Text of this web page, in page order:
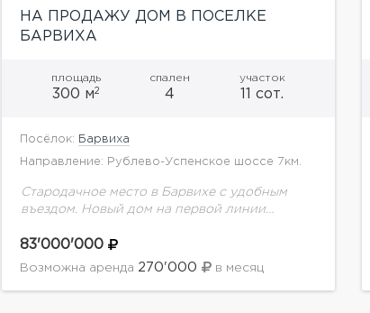
НА ПРОДАЖУ ДОМ В ПОСЕЛКЕ
БАРВИХА
площадь
300 м2
спален
4
участок
11 сот.
Посёлок: Барвиха
Направление: Рублево-Успенское шоссе 7км.
Стародачное место в Барвихе с удобным
въездом. Новый дом на первой линии
Свой выход на реку. Панорамные окна с
великолепным видом...
83'000'000
Возможна аренда 270'000 в месяц